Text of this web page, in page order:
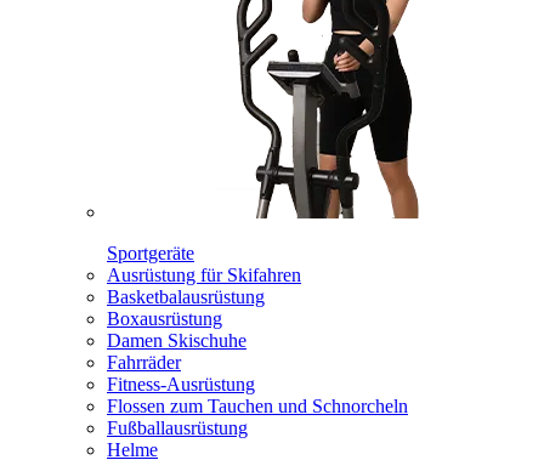
Sportgeräte
Ausrüstung für Skifahren
Basketbalausrüstung
Boxausrüstung
Damen Skischuhe
Fahrräder
Fitness-Ausrüstung
Flossen zum Tauchen und Schnorcheln
Fußballausrüstung
Helme